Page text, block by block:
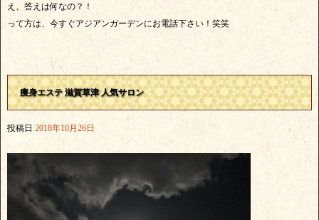
え、答えは何なの？！
って方は、今すぐアジアンガーデンにお電話下さい！笑笑
痩身エステ 滋賀草津 人気サロン
投稿日 2018年10月26日